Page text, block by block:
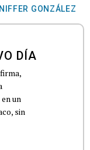
GONZÁLEZ
DÍA
un
sin